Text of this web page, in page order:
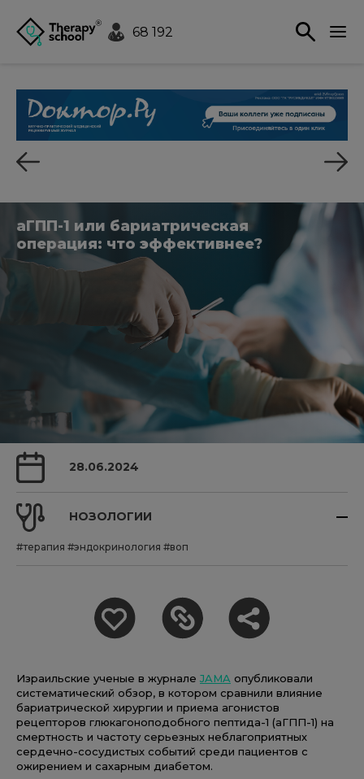
68 192
аГПП-1 или бариатрическая
операция: что эффективнее?
28.06.2024
НОЗОЛОГИИ
#терапия #эндокринология #воп
Израильские ученые в журналеJAMA опубликовали
систематический обзор, в котором сравнили влияние
бариатрической хирургии и приема агонистов
рецепторов глюкагоноподобного пептида-1 (аГПП-1) на
смертность и частоту серьезных неблагоприятных
сердечно-сосудистых событий среди пациентов с
ожирением и сахарным диабетом.